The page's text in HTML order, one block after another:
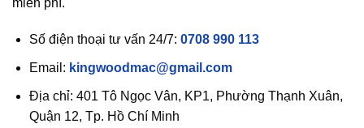
Số điện thoại tư vấn 24/7: 0708 990 113
Email: kingwoodmac@gmail.com
Địa chỉ: 401 Tô Ngọc Vân, KP1, Phường Thạnh Xuân,
Quận 12, Tp. Hồ Chí Minh